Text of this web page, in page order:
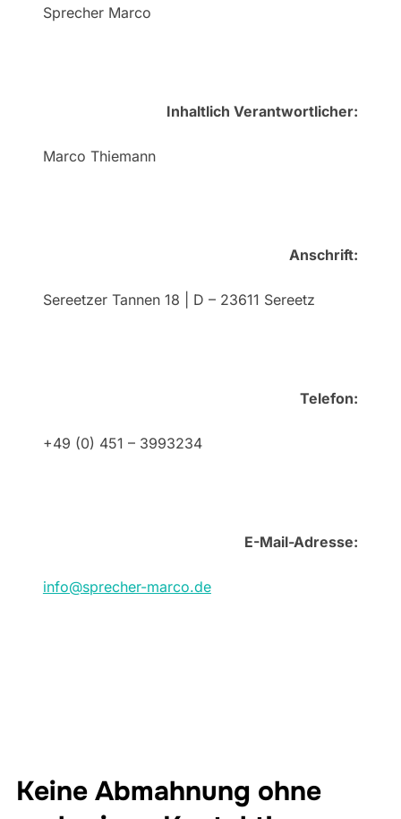
Sprecher Marco
Inhaltlich Verantwortlicher:
Marco Thiemann
Anschrift:
Sereetzer Tannen 18 | D – 23611 Sereetz
Telefon:
+49 (0) 451 – 3993234
E-Mail-Adresse:
info@sprecher-marco.de
Keine Abmahnung ohne